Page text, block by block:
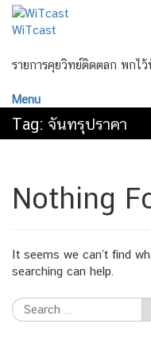
WiTcast
รายการคุยวิทย์ติดตลก พกไว้
Menu
Tag: จันทรุปราคา
Nothing
It seems we can’t find
searching can help.
Search
for: